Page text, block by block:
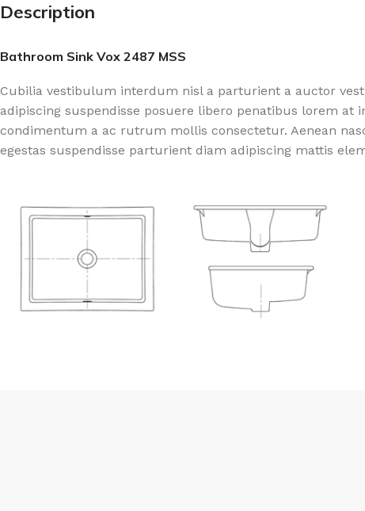
Description
Bathroom Sink Vox 2487 MSS
Cubilia vestibulum interdum nisl a parturient a auctor
adipiscing suspendisse posuere libero penatibus lorem
condimentum a ac rutrum mollis consectetur. Aenean
egestas suspendisse parturient diam adipiscing mattis